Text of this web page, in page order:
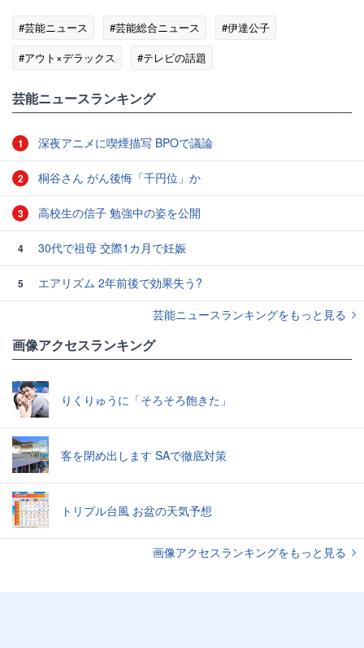
#芸能ニュース #芸能総合ニュース
#伊達公子
#アウト×デラックス
#テレビの話題
芸能ニュースランキング
1 深夜アニメに喫煙描写 BPOで議論
2 桐谷さん がん後悔「千円位」か
3 高校生の信子 勉強中の姿を公開
4 30代で祖母 交際1カ月で妊娠
5
エアリズム 2年前後で効果失う?
芸能ニュースランキングをもっと見る
画像アクセスランキング
りくりゅうに「そろそろ飽きた」
客を閉め出します SAで徹底対策
トリプル台風 お盆の天気予想
画像アクセスランキングをもっと見る